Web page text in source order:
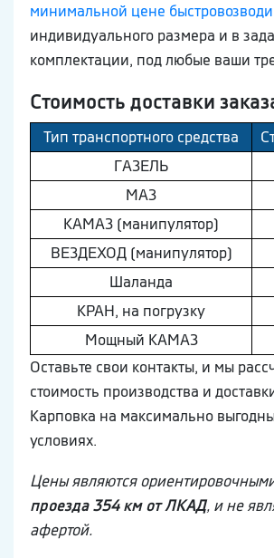
минимальной цене
индивидуального размера и в
комплектации, под любые ваши
Стоимость доставки
Тип транспортного средства
ГAЗEЛЬ
МAЗ
КAМAЗ (манипулятор)
ВEЗДEХОД (манипулятор)
Шaлaнда
КРАН, на погрузку
Мощный КAМAЗ
Оставьте свои контакты, и мы
стоимость производства и
Карповка на максимально
условиях.
Цены являются
проезда 354 км от ЛКАД, и не
афертой.